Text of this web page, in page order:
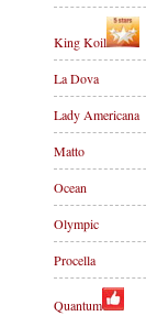
King Koil
La Dova
Lady Americana
Matto
Ocean
Olympic
Procella
Quantum